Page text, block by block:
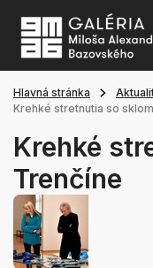
Hlavná stránka
Krehké stretnutia so
Krehké
Trenčíne